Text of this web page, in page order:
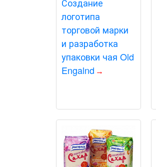
Создание
логотипа
торговой марки
и разработка
упаковки чая Old
Engalnd